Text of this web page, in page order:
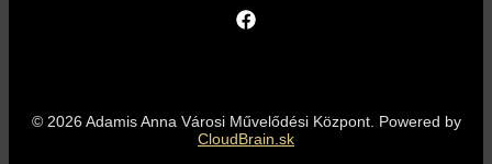
© 2026 Adamis Anna Városi Művelődési Központ. Powered by
CloudBrain.sk